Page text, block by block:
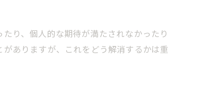
り、個人的な期待が満たされなかったり
ありますが、これをどう解消するかは重